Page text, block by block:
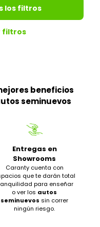
los filtros
filtros
beneficios
seminuevos
Entregas en
Showrooms
Caranty cuenta con
que te darán total
para enseñar
o ver los autos
seminuevos sin correr
ningún riesgo.